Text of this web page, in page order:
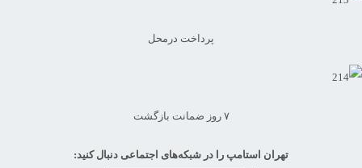
پرداخت درمحل
۷ روز ضمانت بازگشت
تهران استامپ را در شبکه‌های اجتماعی دنبال کنید: